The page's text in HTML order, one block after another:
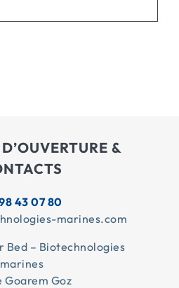
&
43 07 80
marines.com
Bed – Biotechnologies
marines
Goarem Goz